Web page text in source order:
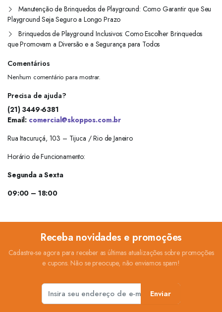
Manutenção de Brinquedos de Playground: Como Garantir que Seu
Playground Seja Seguro a Longo Prazo
Brinquedos de Playground Inclusivos: Como Escolher Brinquedos
que Promovam a Diversão e a Segurança para Todos
Comentários
Nenhum comentário para mostrar.
Precisa de ajuda?
(21) 3449-6381
Email: comercial@skoppos.com.br
Rua Itacuruçá, 103 – Tijuca / Rio de Janeiro
Horário de Funcionamento:
Segunda a Sexta
09:00 – 18:00
Receba novidades e promoções
Cadastre-se agora para receber as últimas atualizações sobre promoções
e cupons. Não se preocupe, não enviamos spam!
Enviar